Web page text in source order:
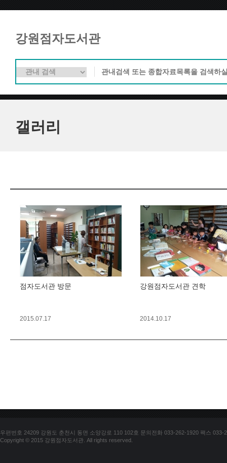
강원점자도서관
갤러리
점자도서관 방문
2015.07.17
강원점자도서관 견학
2014.10.17
우편번호 24209 강원도 춘천시 동면 소양강로 110 102호 문의전화 033-262-1920 팩스 033-
Copyright © 2015 강원점자도서관. All rights reserved.